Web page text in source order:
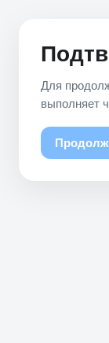
Для
выполняет